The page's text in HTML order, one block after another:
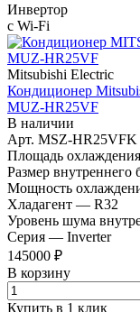
Инвертор
с Wi-Fi
Mitsubishi Electric
Кондиционер
MUZ-HR25VF
В наличии
Арт. MSZ-
Площадь
Размер
Мощность
Хладагент — R32
Уровень шума
Серия — Inverter
145000 ₽
В корзину
Купить в 1 клик